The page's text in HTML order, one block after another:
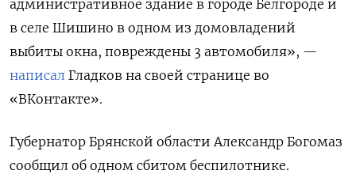
административное здание в городе Белгороде и
в селе Шишино в одном из домовладений
выбиты окна, повреждены 3 автомобиля», —
написал Гладков на своей странице во
«ВКонтакте».
Губернатор Брянской области Александр Богомаз
сообщил об одном сбитом беспилотнике.